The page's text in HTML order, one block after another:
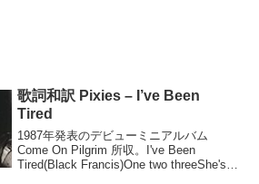
歌詞和訳 Pixies – I’ve Been
Tired
1987年発表のデビューミニアルバム
Come On Pilgrim 所収。I've Been
Tired(Black Francis)One two threeShe's a